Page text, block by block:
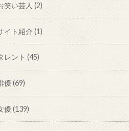
笑い芸人(2)
イト紹介(1)
レント(45)
優(69)
優(139)